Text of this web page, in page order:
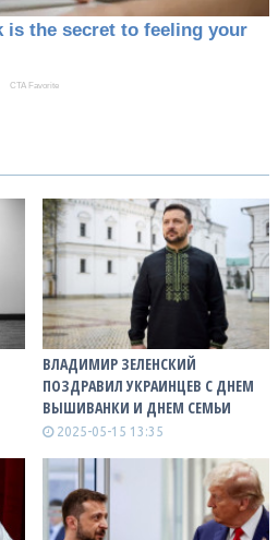
ВЛАДИМИР ЗЕЛЕНСКИЙ
ПОЗДРАВИЛ УКРАИНЦЕВ С ДНЕМ
ВЫШИВАНКИ И ДНЕМ СЕМЬИ
2025-05-15 13:35